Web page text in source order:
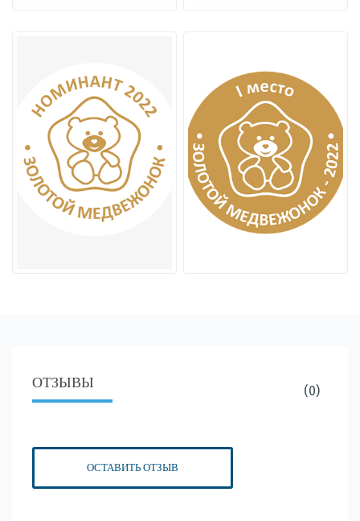
ОТЗЫВЫ
(0)
ОСТАВИТЬ ОТЗЫВ